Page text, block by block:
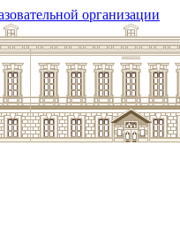
организации